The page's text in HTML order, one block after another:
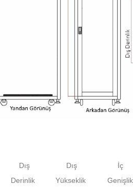
Dış Dış İç
Derinlik Yükseklik Genişlik